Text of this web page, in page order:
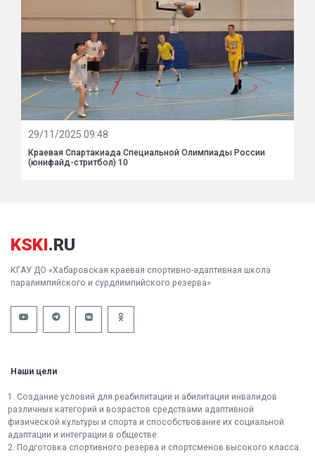
29/11/2025 09:48
Краевая Спартакиада Специальной Олимпиады России
(юнифайд-стритбол) 10
KSKI.RU
КГАУ ДО «Хабаровская краевая спортивно-адаптивная школа
паралимпийского и сурдлимпийского резерва»
Наши цели
1. Создание условий для реабилитации и абилитации инвалидов
различных категорий и возрастов средствами адаптивной
физической культуры и спорта и способствование их социальной
адаптации и интеграции в обществе.
2. Подготовка спортивного резерва и спортсменов высокого класса.